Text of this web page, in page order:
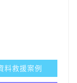
料救援案例